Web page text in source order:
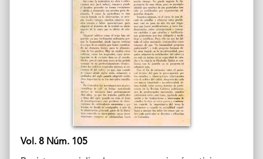
Vol. 8 Núm. 105